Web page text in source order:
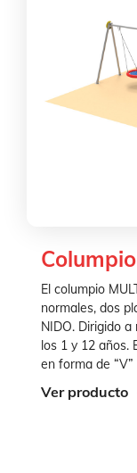
El columpio
normales, dos
NIDO. Dirigido
los 1 y 12 años.
en forma de
Ver producto